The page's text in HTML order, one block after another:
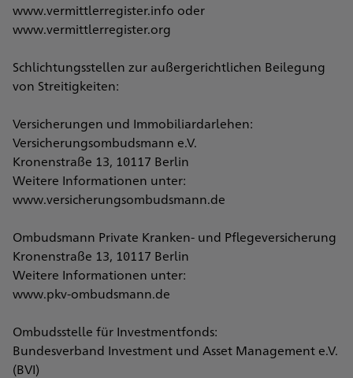
www.vermittlerregister.info oder
www.vermittlerregister.org
Schlichtungsstellen zur außergerichtlichen Beilegung
von Streitigkeiten:
Versicherungen und Immobiliardarlehen:
Versicherungsombudsmann e.V.
Kronenstraße 13, 10117 Berlin
Weitere Informationen unter:
www.versicherungsombudsmann.de
Ombudsmann Private Kranken- und Pflegeversicherung
Kronenstraße 13, 10117 Berlin
Weitere Informationen unter:
www.pkv-ombudsmann.de
Ombudsstelle für Investmentfonds:
Bundesverband Investment und Asset Management e.V.
(BVI)